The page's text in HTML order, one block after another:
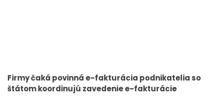
Firmy čaká povinná e-fakturácia podnikatelia so
štátom koordinujú zavedenie e-fakturácie